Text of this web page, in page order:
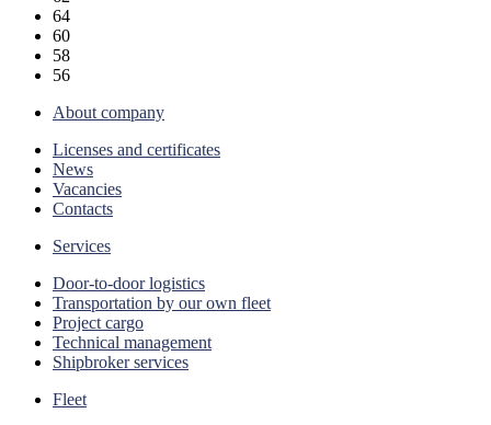
64
60
58
56
About company
Licenses and certificates
News
Vacancies
Contacts
Services
Door-to-door logistics
Transportation by our own fleet
Project cargo
Technical management
Shipbroker services
Fleet